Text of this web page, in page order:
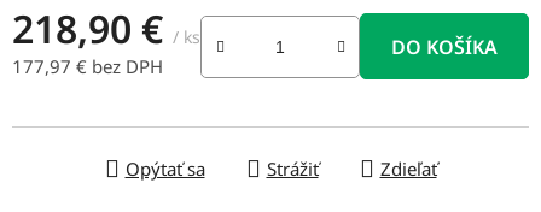
218,90 € / ks
177,97 € bez DPH
DO KOŠÍKA
Opýtať sa Strážiť Zdieľať